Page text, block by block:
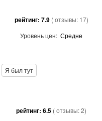
рейтинг: 7.9 ( отзывы: 17)
Уровень цен: Средне
Я был тут
рейтинг: 6.5 ( отзывы:2)